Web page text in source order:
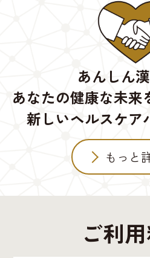
あんしん漢
あなたの健康な未来
新しいヘルスケア
もっと
ご利